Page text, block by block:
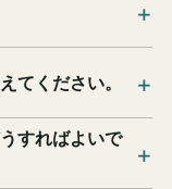
てください。
すればよいで